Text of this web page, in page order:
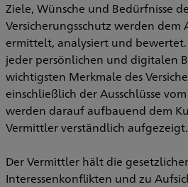
Ziele, Wünsche und Bedürfnisse
Versicherungsschutz werden dem
ermittelt, analysiert und bewertet.
jeder persönlichen und digitalen
wichtigsten Merkmale des
einschließlich der Ausschlüsse
werden darauf aufbauend dem
Vermittler verständlich aufgezeigt.
Der Vermittler hält die
Interessenkonflikten und zu